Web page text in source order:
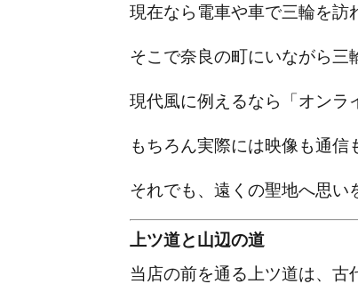
現在なら電車や車で三輪を訪
そこで奈良の町にいながら三
現代風に例えるなら「オンラ
もちろん実際には映像も通信
それでも、遠くの聖地へ思い
上ツ道と山辺の道
当店の前を通る上ツ道は、古